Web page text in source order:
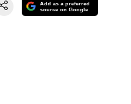
Add as a preferred
source on Google